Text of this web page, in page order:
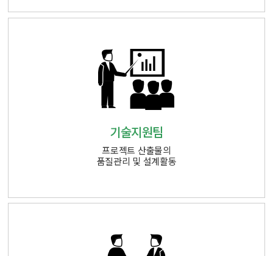
기술지원팀
프로젝트 산출물의
품질관리 및 설계활동